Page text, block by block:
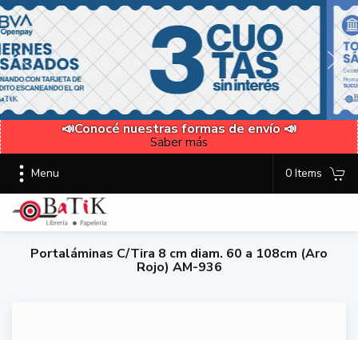
📣Conocé nuestras formas de envío 📣
Saber más
Menu 0 Items
Portaláminas C/Tira 8 cm diam. 60 a 108cm (Aro
Rojo) AM-936